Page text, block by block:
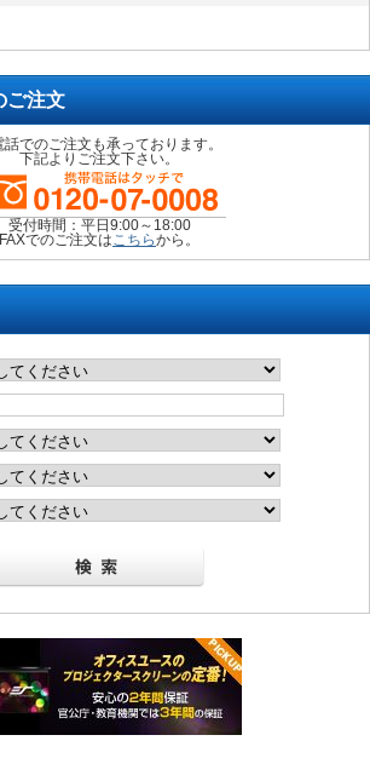
ご注文
話でのご注文も承っております。
下記よりご注文下さい。
受付時間：平日9:00～18:00
FAXでのご注文はこちらから。